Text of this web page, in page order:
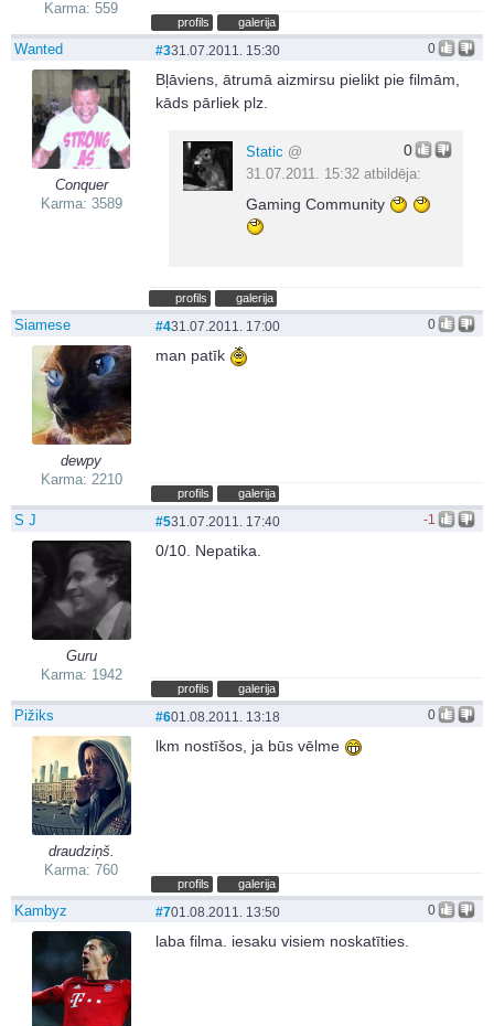
Karma: 559
profils galerija
Wanted
Conquer
Karma: 3589
0
#331.07.2011. 15:30
Bļāviens, ātrumā aizmirsu pielikt pie filmām,
kāds pārliek plz.
0
Static @
31.07.2011. 15:32 atbildēja:
Gaming Community
profils galerija
Siamese
dewpy
Karma: 2210
0
#431.07.2011. 17:00
man patīk
profils galerija
S J
Guru
Karma: 1942
-1
#531.07.2011. 17:40
0/10. Nepatika.
profils galerija
Pižiks
draudziņš.
Karma: 760
0
#601.08.2011. 13:18
lkm nostīšos, ja būs vēlme
profils galerija
Kambyz 0
#701.08.2011. 13:50
laba filma. iesaku visiem noskatīties.